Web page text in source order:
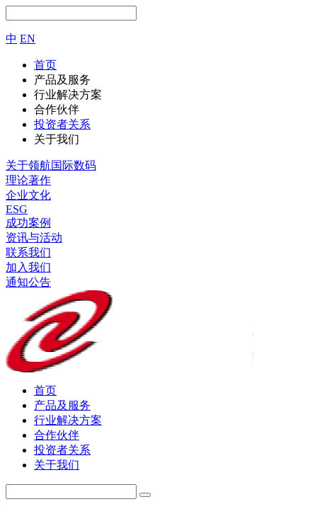
中 EN
首页
产品及服务
行业解决方案
合作伙伴
投资者关系
关于我们
关于领航国际数码
理论著作
企业文化
ESG
成功案例
资讯与活动
联系我们
加入我们
通知公告
首页
产品及服务
行业解决方案
合作伙伴
投资者关系
关于我们